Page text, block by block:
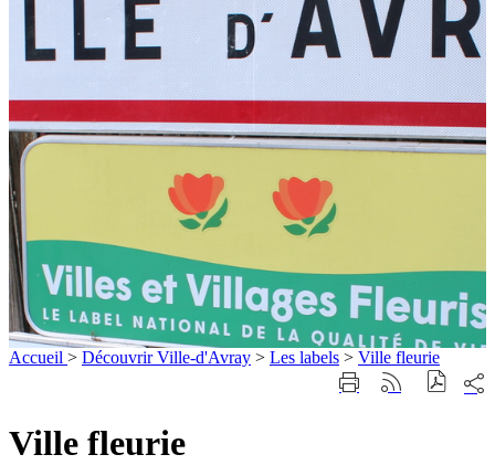
Accueil > Découvrir Ville-d'Avray > Les labels > Ville fleurie
ImprimerGénérer
sur
Ville fleurie